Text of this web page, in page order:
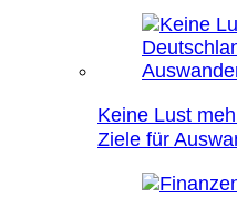
Keine Lust
Ziele für